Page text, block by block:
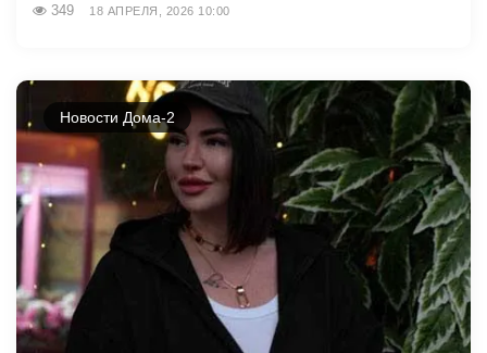
349 18 АПРЕЛЯ, 2026 10:00
Новости Дома-2